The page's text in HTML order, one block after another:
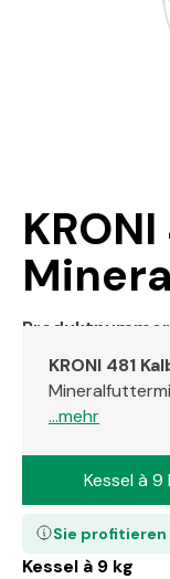
KRONI 481
...mehr
Kessel à 9 kg
Sie
Kessel à 9